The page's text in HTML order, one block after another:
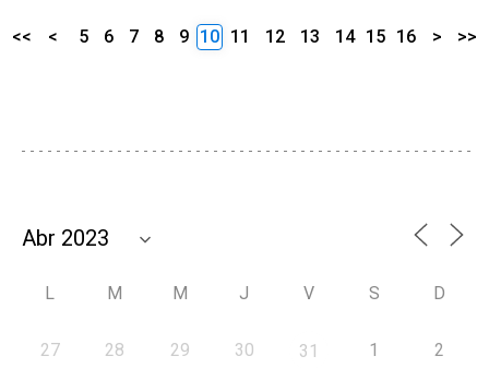
<< < 5 6 7 8 9 10 11 12 13 14 15 16 > >>
L M M J V S D
27 28 29 30 31 1 2